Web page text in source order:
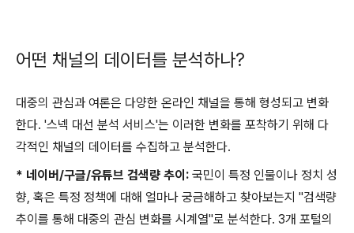
어떤 채널의 데이터를 분석하나?
대중의 관심과 여론은 다양한 온라인 채널을 통해 형성되고 변화
한다. '스넥 대선 분석 서비스'는 이러한 변화를 포착하기 위해 다
각적인 채널의 데이터를 수집하고 분석한다.
* 네이버/구글/유튜브 검색량 추이: 국민이 특정 인물이나 정치 성
향, 혹은 특정 정책에 대해 얼마나 궁금해하고 찾아보는지 "검색량
추이를 통해 대중의 관심 변화를 시계열"로 분석한다. 3개 포털의